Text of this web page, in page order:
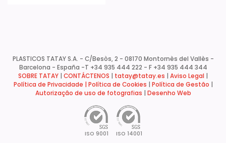
PLASTICOS TATAY S.A. - C/Besòs, 2 - 08170 Montornès del Vallès -
Barcelona - España -T +34 935 444 222 - F +34 935 444 344
SOBRE TATAY
CONTÁCTENOS tatay@tatay.es Aviso Legal
Política de Privacidade | Política de Cookies Política de Gestão
Autorização de uso de fotografias
Desenho Web
ISO 9001 ISO 14001